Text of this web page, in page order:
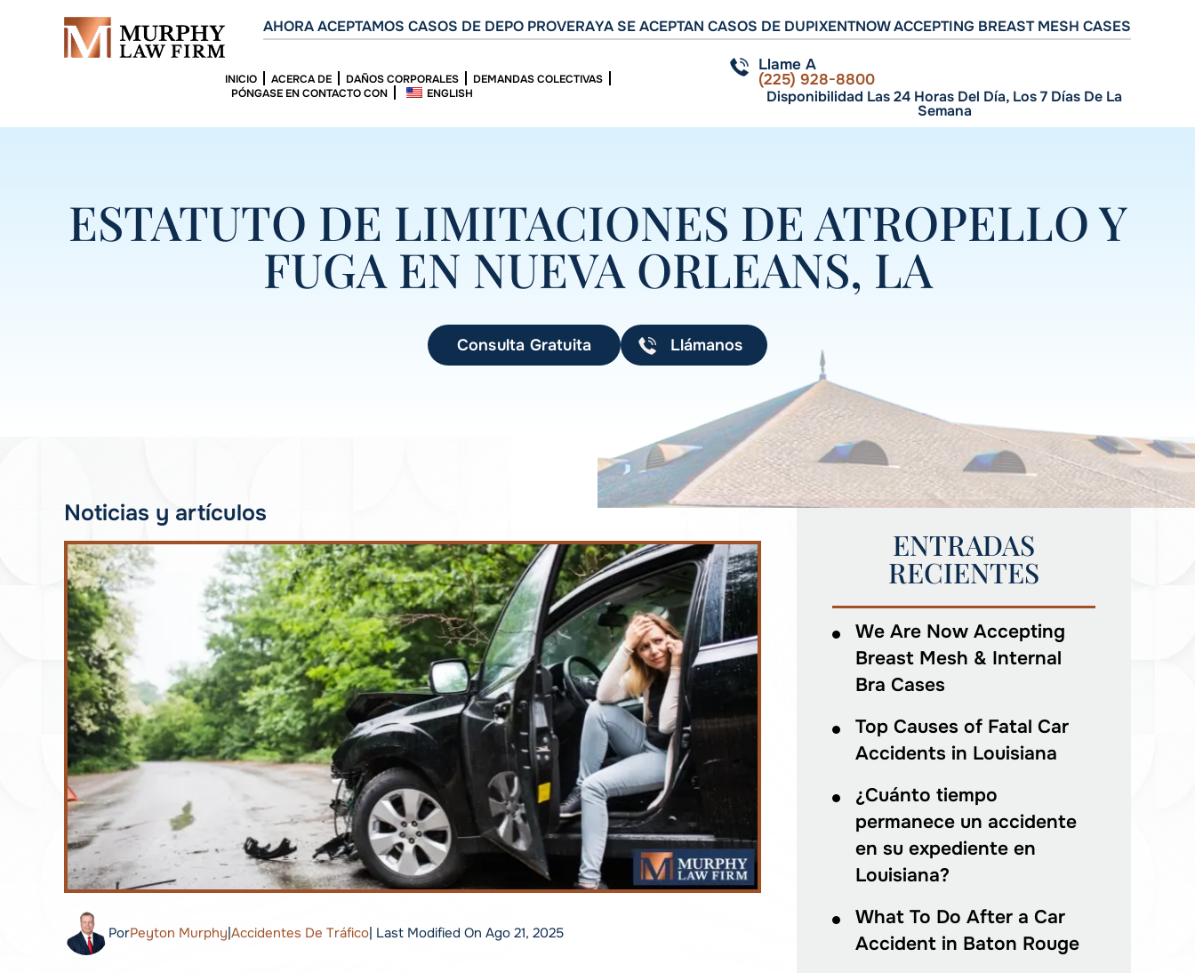
AHORA ACEPTAMOS CASOS DE DEPO PROVERAYA SE ACEPTAN CASOS DE DUPIXENTNOW ACCEPTING BREAST MESH CASES
INICIO ACERCA DE DAÑOS CORPORALES
DEMANDAS COLECTIVAS
PÓNGASE EN CONTACTO CON
ENGLISH
Llame A
(225) 928-8800
Disponibilidad Las 24 Horas Del Día, Los 7 Días De La
Semana
ESTATUTO DE LIMITACIONES DE ATROPELLO Y
FUGA EN NUEVA ORLEANS, LA
Consulta Gratuita Llámanos
Noticias y artículos
PorPeyton Murphy|Accidentes De Tráfico| Last Modified On Ago 21, 2025
ENTRADAS
RECIENTES
We Are Now Accepting
Breast Mesh & Internal
Bra Cases
Top Causes of Fatal Car
Accidents in Louisiana
¿Cuánto tiempo
permanece un accidente
en su expediente en
Louisiana?
What To Do After a Car
Accident in Baton Rouge